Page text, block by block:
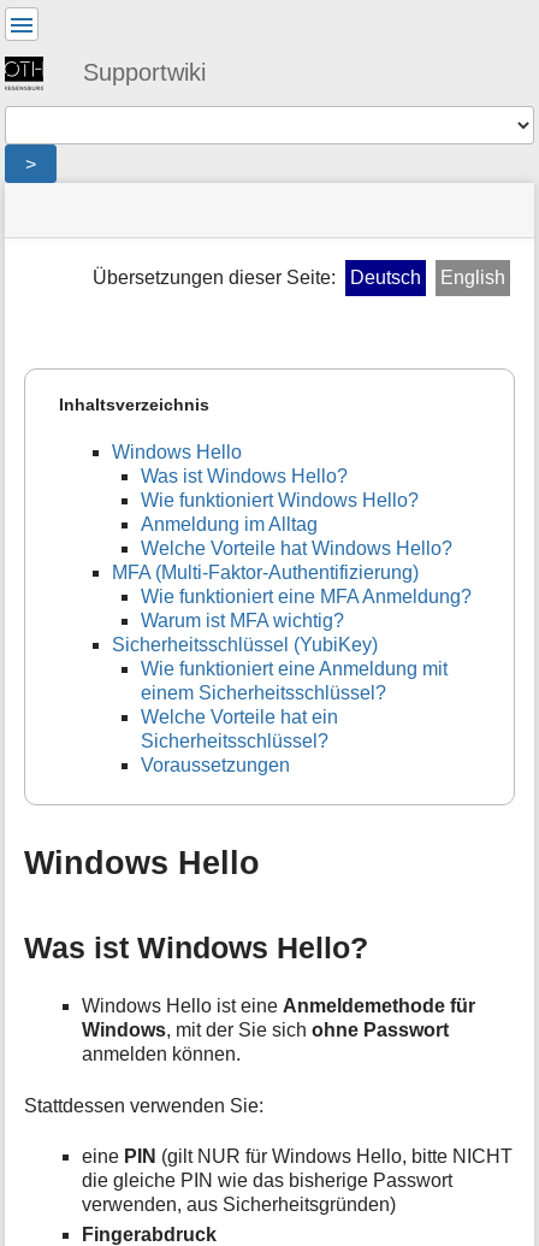
Supportwiki
>
befinden
»
Seiten-
Werkzeuge
a
i
e
Übersetzungen dieser Seite: Deutsch English
Inhaltsverzeichnis
Windows Hello
Was ist Windows Hello?
Wie funktioniert Windows Hello?
Anmeldung im Alltag
Welche Vorteile hat Windows Hello?
MFA (Multi-Faktor-Authentifizierung)
Wie funktioniert eine MFA Anmeldung?
Warum ist MFA wichtig?
Sicherheitsschlüssel (YubiKey)
Wie funktioniert eine Anmeldung mit
einem Sicherheitsschlüssel?
Welche Vorteile hat ein
Sicherheitsschlüssel?
Voraussetzungen
Windows Hello
Was ist Windows Hello?
Windows Hello ist eine Anmeldemethode für
Windows, mit der Sie sichohne Passwort
anmelden können.
Stattdessen verwenden Sie:
eine PIN (gilt NUR für Windows Hello, bitte NICHT
die gleiche PIN wie das bisherige Passwort
verwenden, aus Sicherheitsgründen)
Fingerabdruck